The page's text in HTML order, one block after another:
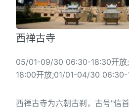
西禅古寺
05/01-09/30 06:30-18:30开
18:00开放;01/01-04/30 06:30-
西禅古寺为六朝古刹，古号"信